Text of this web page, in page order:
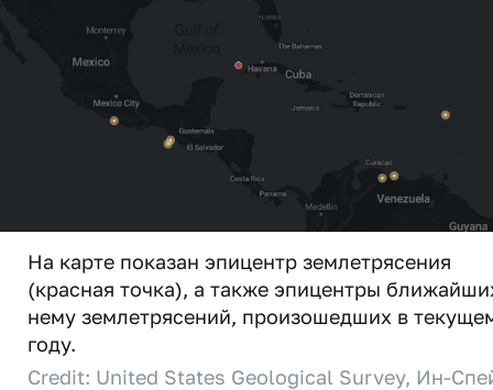
На карте показан эпицентр землетрясения
(красная точка), а также эпицентры
нему землетрясений, произошедших в
году.
Credit: United States Geological Survey, Ин-